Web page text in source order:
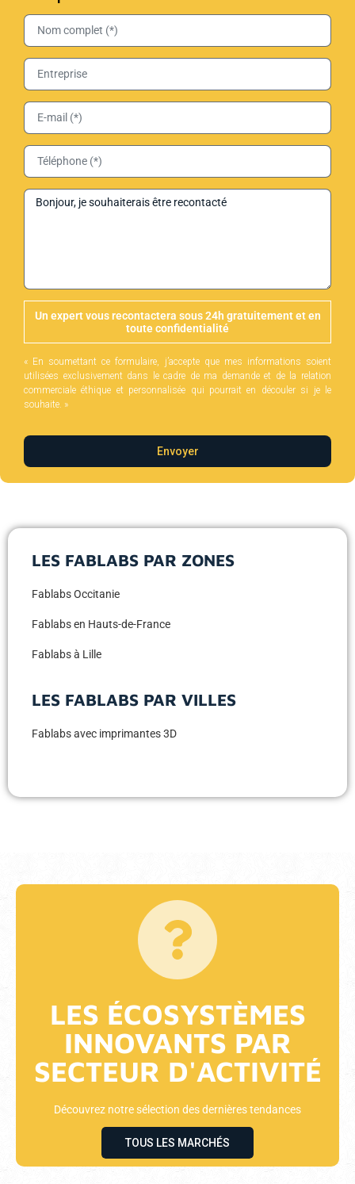
Un expert vous recontactera sous 24h gratuitement et en
toute confidentialité
« En soumettant ce formulaire, j’accepte que mes informations soient
utilisées exclusivement dans le cadre de ma demande et de la relation
commerciale éthique et personnalisée qui pourrait en découler si je le
souhaite. »
Envoyer
ILS NOUS FONT CONFIANCE
LES FABLABS PAR ZONES
Fablabs Occitanie
Fablabs en Hauts-de-France
Fablabs à Lille
LES FABLABS PAR VILLES
Fablabs avec imprimantes 3D
LES ÉCOSYSTÈMES
INNOVANTS PAR
SECTEUR D'ACTIVITÉ
Découvrez notre sélection des dernières tendances
TOUS LES MARCHÉS